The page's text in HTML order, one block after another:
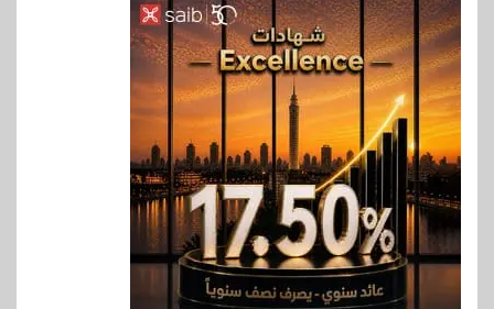
6
سوق وصلة
vivo تعيد تعريف مفهوم الفئة
المتوسطة مع إطلاق Y500
بمواصفات استثنائية
7 بنوك رياضة
وزير الشباب والرياضة يلتقي
بالرئيس التنفيذي والعضو المنتدب
لبنك saib لبحث تعزيز التعاون
المشترك